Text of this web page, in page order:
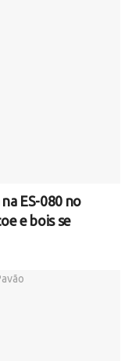
ES-080 no
e bois se